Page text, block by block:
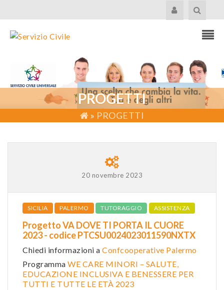
PROGETTI
» PROGETTI
20 novembre 2023
SICILIA PALERMO TUTORAGGIO ASSISTENZA
Progetto VA DOVE TI PORTA IL CUORE
2023 - codice PTCSU0024023011590NXTX
Chiedi informazioni a Confcooperative Palermo
Programma WE CARE MINORI – SALUTE,
EDUCAZIONE INCLUSIVA E BENESSERE PER
TUTTI E TUTTE LE ETÀ 2023